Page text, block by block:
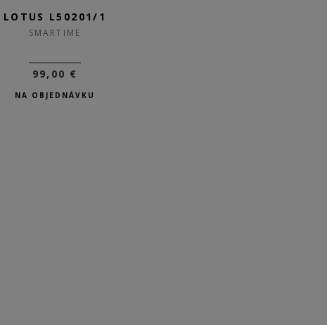
LOTUS L50201/1
SMARTIME
99,00 €
NA OBJEDNÁVKU